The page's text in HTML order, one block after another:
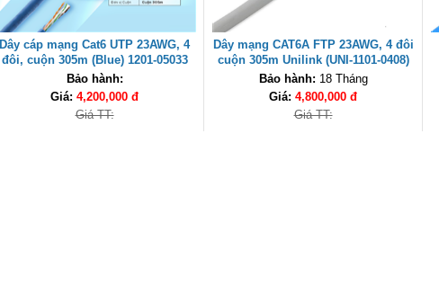
Dây cáp mạng Cat6 UTP 23AWG, 4
đôi, cuộn 305m (Blue) 1201-05033
Hiệu UNILINK cao cấp
Bảo hành:
Giá: 4,200,000 đ
Giá TT:
Dây mạng CAT6A FTP 23AWG, 4 đôi
cuộn 305m Unilink (UNI-1101-0408)
cao cấp
Bảo hành: 18 Tháng
Giá: 4,800,000 đ
Giá TT: